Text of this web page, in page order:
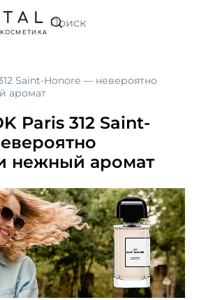
Искать
Saint-Honore — невероятно
аромат
Paris 312 Saint-
нежный аромат